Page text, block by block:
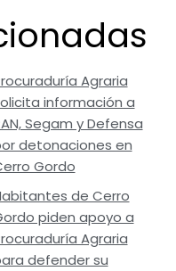
Agraria
información a
Segam y Defensa
detonaciones en
Gordo
de Cerro
piden apoyo a
Agraria
defender su